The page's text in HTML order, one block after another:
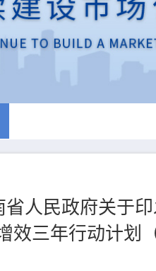
省人民政府关于
效三年行动计划